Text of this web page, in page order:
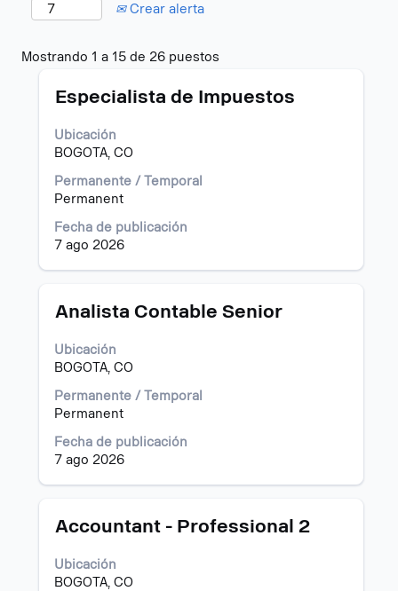
Crear alerta
Mostrando 1 a 15 de 26 puestos
búsqueda
de
Utilice
tabulador
para
ver
detalles
Título
Especialista de Impuestos
Ubicación
BOGOTA, CO
Permanente / Temporal
Permanent
Fecha de publicación
7 ago 2026
Utilice
barra
espaciadora
ver
el
completo
de
la
del
puesto.
Título
Analista Contable Senior
Ubicación
BOGOTA, CO
Permanente / Temporal
Permanent
Fecha de publicación
7 ago 2026
Utilice
barra
espaciadora
ver
el
completo
de
la
del
puesto.
Título
Accountant - Professional 2
Ubicación
BOGOTA, CO
Utilice
barra
espaciadora